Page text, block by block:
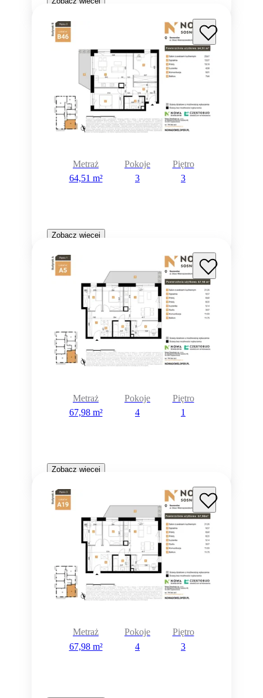
Metraż
64,51 m²
Pokoje
3
Piętro
3
Zobacz więcej
Metraż
67,98 m²
Pokoje
4
Piętro
1
Zobacz więcej
Metraż
67,98 m²
Pokoje
4
Piętro
3